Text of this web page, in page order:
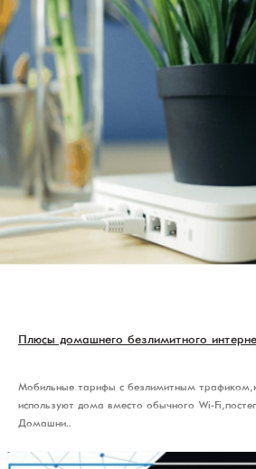
Плюсы домашнего безлимитного
Мобильные тарифы с безлимитным трафиком,
используют дома вместо обычного Wi-Fi,
Домашни..